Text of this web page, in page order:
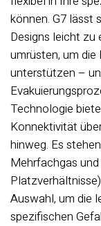
können. G7 lässt
Designs leicht
umrüsten, um
unterstützen –
Technologie
Konnektivität
hinweg. Es
Mehrfachgas
Auswahl, um die
spezifischen